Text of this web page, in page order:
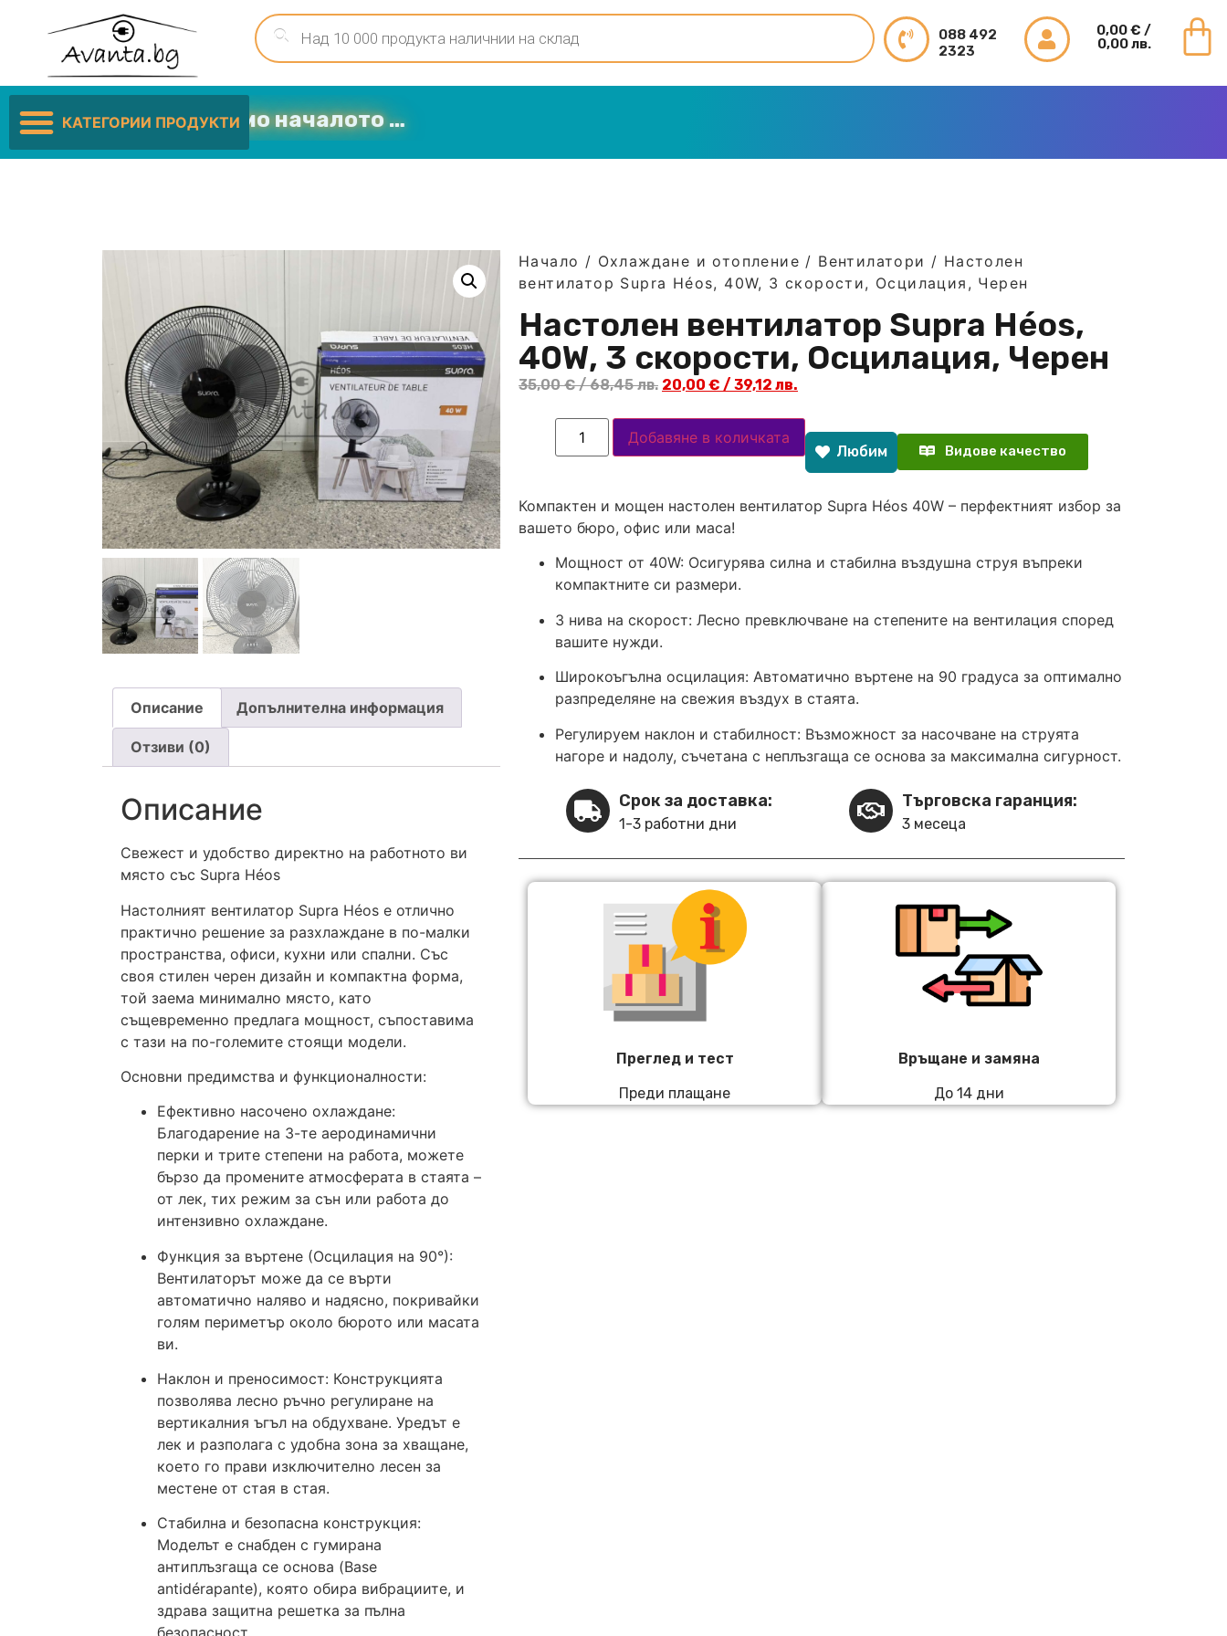
088 492
2323
0,00€ /
0,00 лв.
КАТЕГОРИИ ПРОДУКТИ
цени са само началото …
Описание Допълнителна информация
Отзиви (0)
Описание
Свежест и удобство директно на работното ви
място със Supra Héos
Настолният вентилатор Supra Héos е отлично
практично решение за разхлаждане в по-малки
пространства, офиси, кухни или спални. Със
своя стилен черен дизайн и компактна форма,
той заема минимално място, като
същевременно предлага мощност, съпоставима
с тази на по-големите стоящи модели.
Основни предимства и функционалности:
Ефективно насочено охлаждане:
Благодарение на 3-те аеродинамични
перки и трите степени на работа, можете
бързо да промените атмосферата в стаята –
от лек, тих режим за сън или работа до
интензивно охлаждане.
Функция за въртене (Осцилация на 90°):
Вентилаторът може да се върти
автоматично наляво и надясно, покривайки
голям периметър около бюрото или масата
ви.
Наклон и преносимост: Конструкцията
позволява лесно ръчно регулиране на
вертикалния ъгъл на обдухване. Уредът е
лек и разполага с удобна зона за хващане,
което го прави изключително лесен за
местене от стая в стая.
Стабилна и безопасна конструкция:
Моделът е снабден с гумирана
антиплъзгаща се основа (Base
antidérapante), която обира вибрациите, и
здрава защитна решетка за пълна
Начало / Охлаждане и отопление / Вентилатори / Настолен
вентилатор Supra Héos, 40W, 3 скорости, Осцилация, Черен
Настолен вентилатор Supra Héos,
40W, 3 скорости, Осцилация, Черен
35,00€/ 68,45 лв. 20,00 € / 39,12 лв.
Добавяне в количката
Любим Видове качество
Компактен и мощен настолен вентилатор Supra Héos 40W – перфектният избор за
вашето бюро, офис или маса!
Мощност от 40W: Осигурява силна и стабилна въздушна струя въпреки
компактните си размери.
3 нива на скорост: Лесно превключване на степените на вентилация според
вашите нужди.
Широкоъгълна осцилация: Автоматично въртене на 90 градуса за оптимално
разпределяне на свежия въздух в стаята.
Регулируем наклон и стабилност: Възможност за насочване на струята
нагоре и надолу, съчетана с неплъзгаща се основа за максимална сигурност.
Срок за доставка:
1-3 работни дни
Търговска гаранция:
3 месеца
Преглед и тест
Преди плащане
Връщане и замяна
До 14 дни